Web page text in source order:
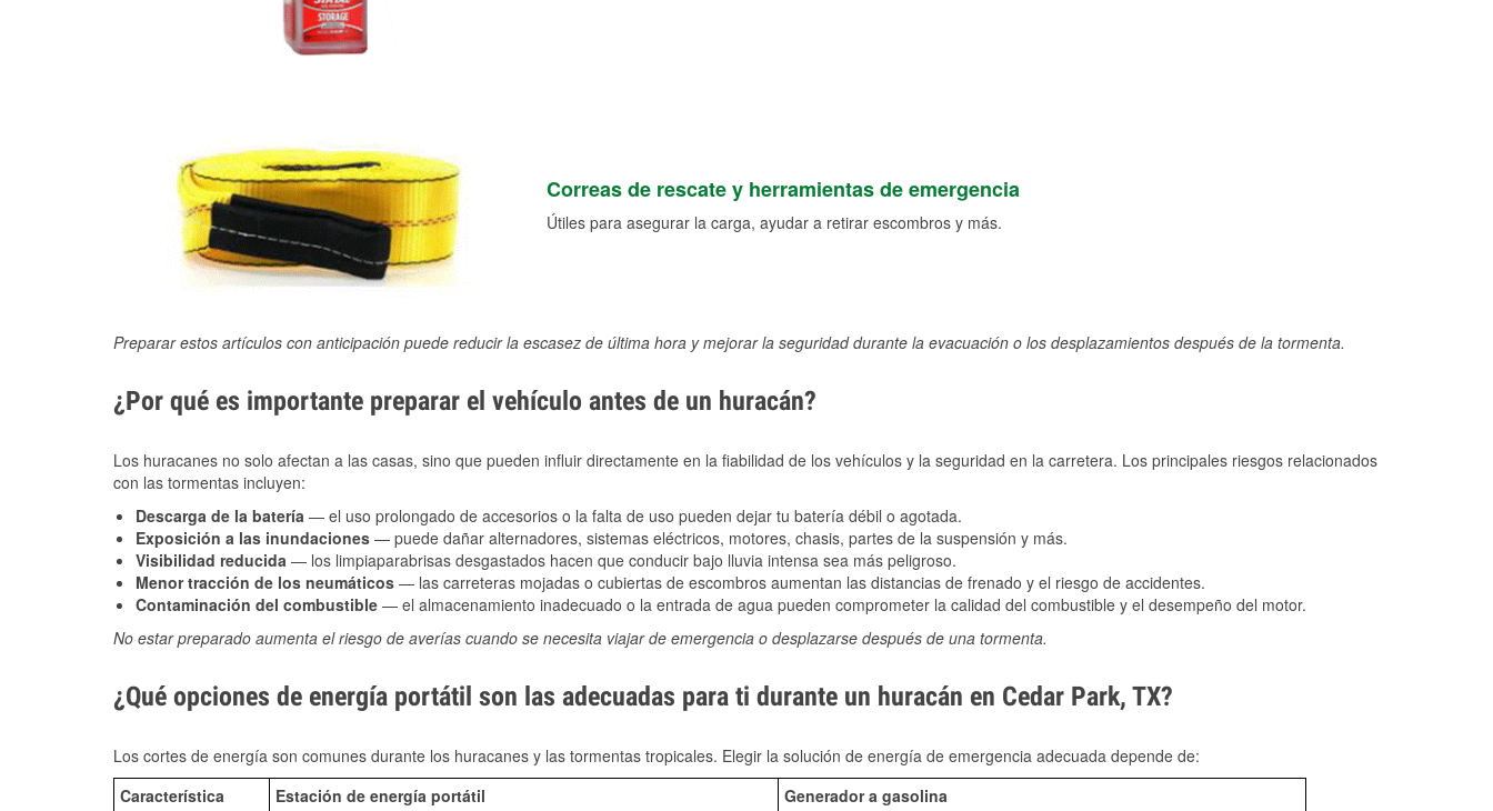
Correas de rescate y herramientas de emergencia
Útiles para asegurar la carga, ayudar a retirar escombros y más.
Preparar estos artículos con anticipación puede reducir la escasez de última hora y mejorar la seguridad durante la evacuación o los desplazamientos después de la tormenta.
¿Por qué es importante preparar el vehículo antes de un huracán?
Los huracanes no solo afectan a las casas, sino que pueden influir directamente en la fiabilidad de los vehículos y la seguridad en la carretera. Los principales riesgos relacionados
con las tormentas incluyen:
Descarga de la batería — el uso prolongado de accesorios o la falta de uso pueden dejar tu batería débil o agotada.
Exposición a las inundaciones — puede dañar alternadores, sistemas eléctricos, motores, chasis, partes de la suspensión y más.
Visibilidad reducida — los limpiaparabrisas desgastados hacen que conducir bajo lluvia intensa sea más peligroso.
Menor tracción de los neumáticos — las carreteras mojadas o cubiertas de escombros aumentan las distancias de frenado y el riesgo de accidentes.
Contaminación del combustible — el almacenamiento inadecuado o la entrada de agua pueden comprometer la calidad del combustible y el desempeño del motor.
No estar preparado aumenta el riesgo de averías cuando se necesita viajar de emergencia o desplazarse después de una tormenta.
¿Qué opciones de energía portátil son las adecuadas para ti durante un huracán en Cedar Park, TX?
Los cortes de energía son comunes durante los huracanes y las tormentas tropicales. Elegir la solución de energía de emergencia adecuada depende de:
Característica
Estación de energía portátil Generador a gasolina